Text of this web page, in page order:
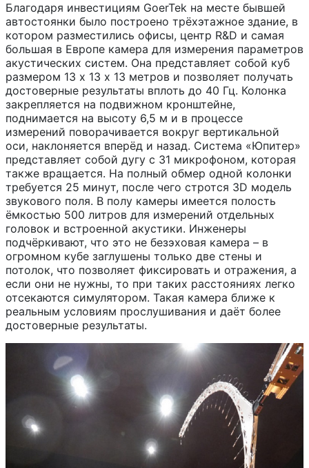
Благодаря инвестициям GoerTek на месте бывшей
автостоянки было построено трёхэтажное здание, в
котором разместились офисы, центр R&D и самая
большая в Европе камера для измерения параметров
акустических систем. Она представляет собой куб
размером 13 х 13 х 13 метров и позволяет получать
достоверные результаты вплоть до 40 Гц. Колонка
закрепляется на подвижном кронштейне,
поднимается на высоту 6,5 м и в процессе
измерений поворачивается вокруг вертикальной
оси, наклоняется вперёд и назад. Система «Юпитер»
представляет собой дугу с 31 микрофоном, которая
также вращается. На полный обмер одной колонки
требуется 25 минут, после чего стротся 3D модель
звукового поля. В полу камеры имеется полость
ёмкостью 500 литров для измерений отдельных
головок и встроенной акустики. Инженеры
подчёркивают, что это не безэховая камера – в
огромном кубе заглушены только две стены и
потолок, что позволяет фиксировать и отражения, а
если они не нужны, то при таких расстояниях легко
отсекаются симулятором. Такая камера ближе к
реальным условиям прослушивания и даёт более
достоверные результаты.